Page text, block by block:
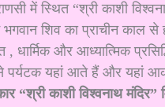
मंदिर”
शिव का प्राचीन काल से
और आध्यात्मिक
पर्यटक यहां आते हैं और यहां
“श्री काशी विश्वनाथ मंदिर”